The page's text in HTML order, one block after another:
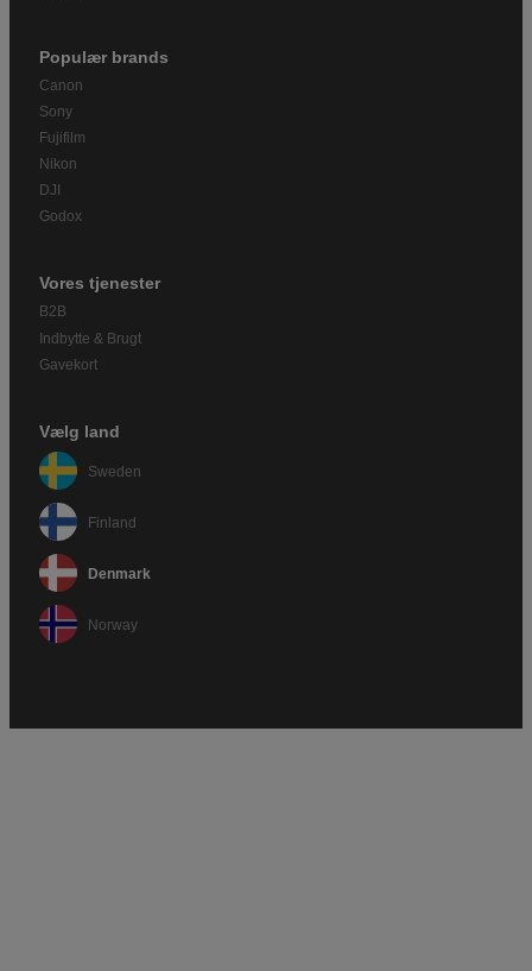
Populær brands
Canon
Sony
Fujifilm
Nikon
DJI
Godox
Vores tjenester
B2B
Indbytte & Brugt
Gavekort
Vælg land
Sweden
Finland
Denmark
Norway